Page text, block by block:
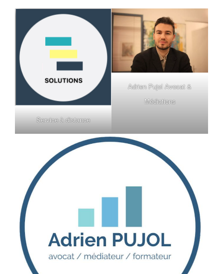
Service à distance
Adrien Pujol Avocat &
Médiations